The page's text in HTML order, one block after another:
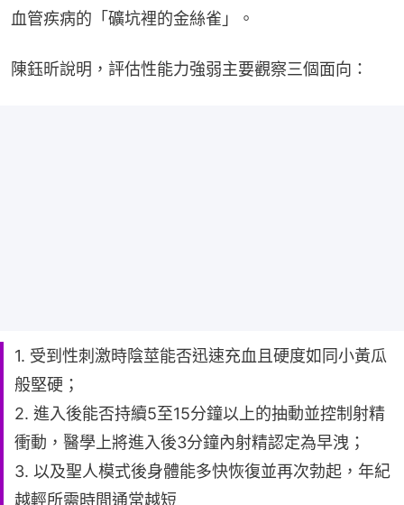
血管疾病的「礦坑裡的金絲雀」。
陳鈺昕說明，評估性能力強弱主要觀察三個面向：
1. 受到性刺激時陰莖能否迅速充血且硬度如同小黃瓜
般堅硬；
2. 進入後能否持續5至15分鐘以上的抽動並控制射精
衝動，醫學上將進入後3分鐘內射精認定為早洩；
3. 以及聖人模式後身體能多快恢復並再次勃起，年紀
越輕所需時間通常越短